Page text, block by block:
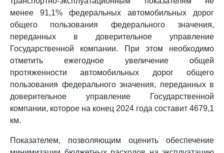
менее 91,1% федеральных автомобильных дорог
общего пользования федерального значения,
переданных в доверительное управление
Государственной компании. При этом необходимо
отметить ежегодное увеличение общей
протяженности автомобильных дорог общего
пользования федерального значения, переданных в
доверительное управление Государственной
компании, которое на конец 2024 года составит 4679,1
км.
Показателем, позволяющим оценить обеспечение